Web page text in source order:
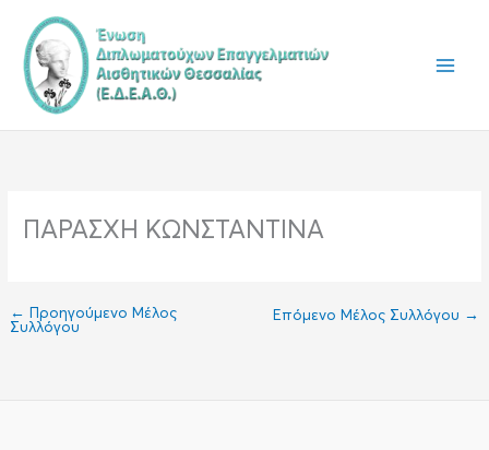
περιεχόμενο
ΠΑΡΑΣΧΗ ΚΩΝΣΤΑΝΤΙΝΑ
← Προηγούμενο Μέλος
Συλλόγου
Επόμενο Μέλος Συλλόγου →